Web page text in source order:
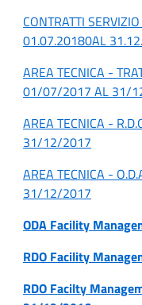
CONTRATTI
01.07.20180AL
AREA TECNICA -
01/07/2017 AL 31/
AREA TECNICA -
31/12/2017
AREA TECNICA -
31/12/2017
ODA Facility
RDO Facility
RDO Facilty